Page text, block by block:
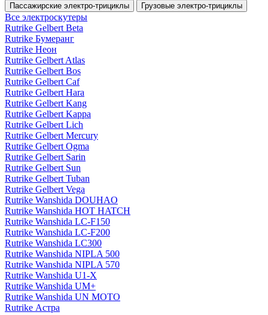
Пассажирские электро‑трициклы Грузовые электро‑трициклы
Все электро­скутеры
Rutrike Gelbert Beta
Rutrike Бумеранг
Rutrike Неон
Rutrike Gelbert Atlas
Rutrike Gelbert Bos
Rutrike Gelbert Caf
Rutrike Gelbert Hara
Rutrike Gelbert Kang
Rutrike Gelbert Kappa
Rutrike Gelbert Lich
Rutrike Gelbert Mercury
Rutrike Gelbert Ogma
Rutrike Gelbert Sarin
Rutrike Gelbert Sun
Rutrike Gelbert Tuban
Rutrike Gelbert Vega
Rutrike Wanshida DOUHAO
Rutrike Wanshida HOT HATCH
Rutrike Wanshida LC-F150
Rutrike Wanshida LC-F200
Rutrike Wanshida LC300
Rutrike Wanshida NIPLA 500
Rutrike Wanshida NIPLA 570
Rutrike Wanshida U1-X
Rutrike Wanshida UM+
Rutrike Wanshida UN MOTO
Rutrike Астра